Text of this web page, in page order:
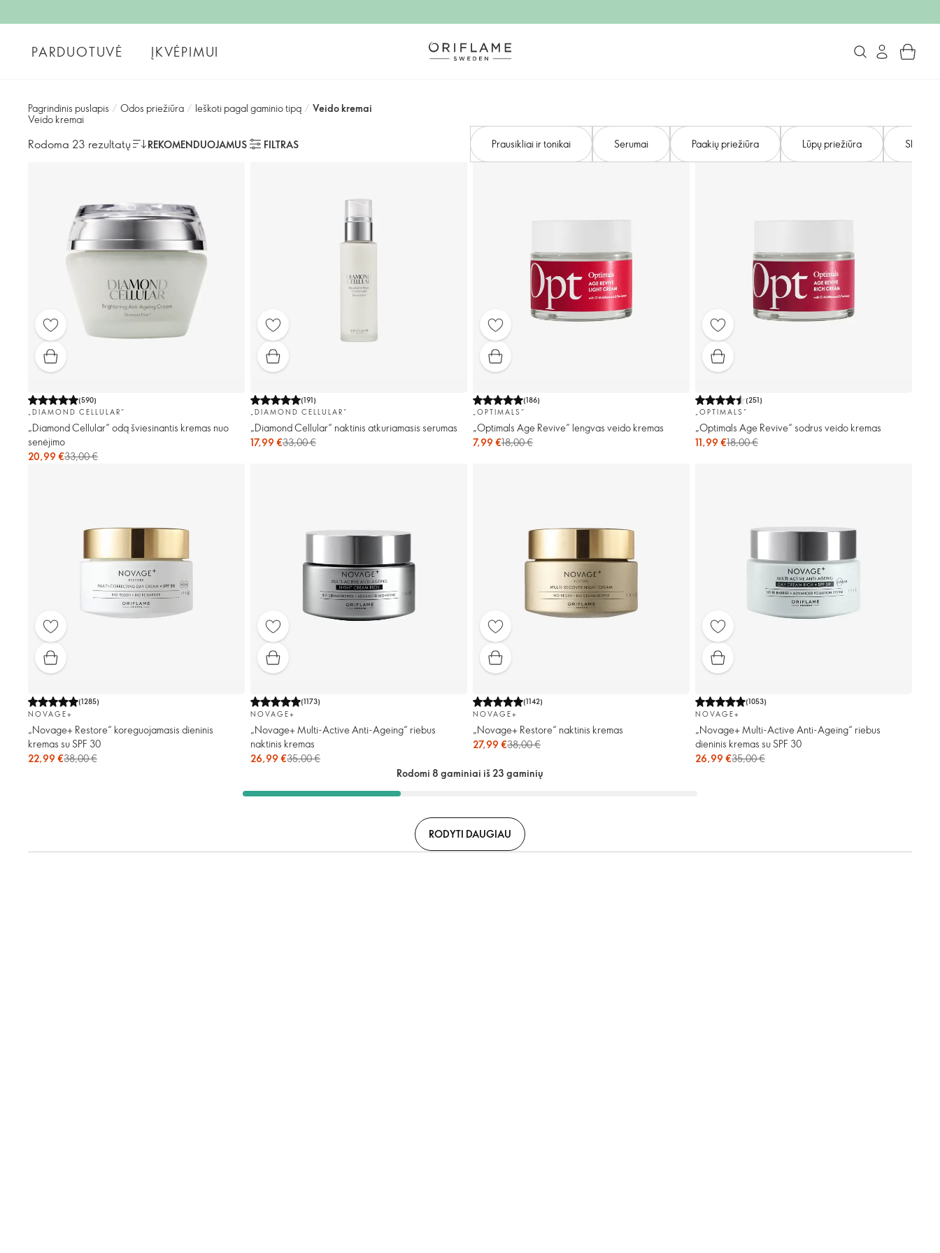
PARDUOTUVĖ ĮKVĖPIMUI
Pagrindinis puslapis / Odos priežiūra / Ieškoti pagal gaminio tipą / Veido kremai
Veido kremai
Rodoma 23 rezultatų REKOMENDUOJAMUS FILTRAS Prausikliai ir tonikai Serumai Paakių priežiūra Lūpų priežiūra SPF ir
(590)
„DIAMOND CELLULAR“
„Diamond Cellular“ odą šviesinantis kremas nuo
senėjimo
20,99 €33,00 €
(191)
„DIAMOND CELLULAR“
„Diamond Cellular“ naktinis atkuriamasis serumas
17,99 €33,00 €
(186)
„OPTIMALS“
„Optimals Age Revive“ lengvas veido kremas
7,99 €18,00 €
(251)
„OPTIMALS“
„Optimals Age Revive“ sodrus veido kremas
11,99 €18,00 €
(1285)
NOVAGE+
„Novage+ Restore“ koreguojamasis dieninis
kremas su SPF 30
22,99 €38,00 €
(1173)
NOVAGE+
„Novage+ Multi-Active Anti-Ageing“ riebus
naktinis kremas
26,99 €35,00 €
(1142)
NOVAGE+
„Novage+ Restore“ naktinis kremas
27,99 €38,00 €
(1053)
NOVAGE+
„Novage+ Multi-Active Anti-Ageing“ riebus
dieninis kremas su SPF 30
26,99 €35,00 €
Rodomi 8 gaminiai iš 23 gaminių
RODYTI DAUGIAU